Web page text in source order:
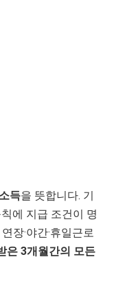
득을 뜻합니다. 기
에 지급 조건이 명
장·야간·휴일근로
은 3개월간의 모든